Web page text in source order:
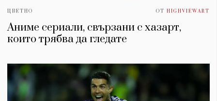
ЦВЕТНО ОТ HIGHVIEWART
Аниме сериали, свързани с хазарт,
които трябва да гледате